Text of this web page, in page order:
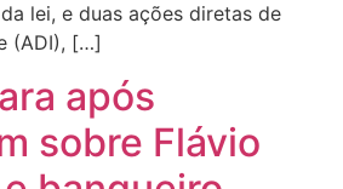
lei, e duas ações diretas de
(ADI), […]
após
sobre Flávio